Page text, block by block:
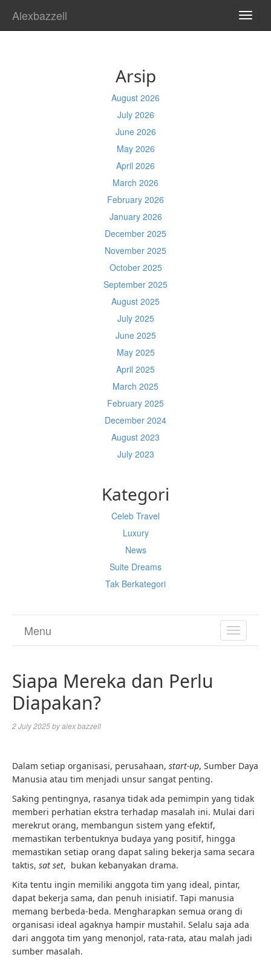
Alexbazzell
Arsip
August 2026
July 2026
June 2026
May 2026
April 2026
March 2026
February 2026
January 2026
December 2025
November 2025
October 2025
September 2025
August 2025
July 2025
June 2025
May 2025
April 2025
March 2025
February 2025
December 2024
August 2023
July 2023
Kategori
Celeb Travel
Luxury
News
Suite Dreams
Tak Berkategori
TOGGLE
Menu
Siapa Mereka dan Perlu
Diapakan?
2 July 2025byalex bazzell
Dalam setiap organisasi, perusahaan, start-up, Sumber Daya
Manusia atau tim menjadi unsur sangat penting.
Saking pentingnya, rasanya tidak ada pemimpin yang tidak
memberi perhatian ekstra terhadap masalah ini. Mulai dari
merekrut orang, membangun sistem yang efektif,
memastikan terbentuknya budaya yang positif, hingga
memastikan setiap orang dapat saling bekerja sama secara
taktis, sat set, bukan kebanyakan drama.
Kita tentu ingin memiliki anggota tim yang ideal, pintar,
dapat bekerja sama, dan penuh inisiatif. Tapi manusia
memang berbeda-beda. Mengharapkan semua orang di
organisasi ideal agaknya hampir mustahil. Selalu saja ada
dari anggota tim yang menonjol, rata-rata, atau malah jadi
sumber masalah.